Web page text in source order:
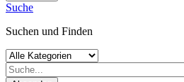
Suche
Suchen und Finden